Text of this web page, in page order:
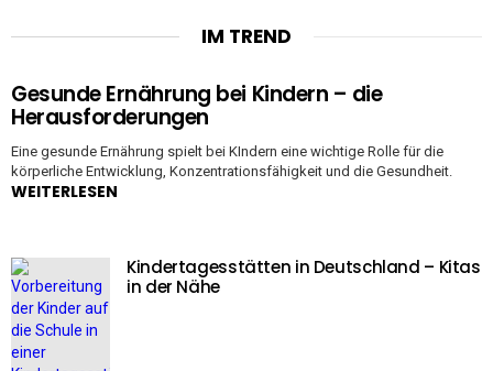
IM TREND
Gesunde Ernährung bei Kindern – die
Herausforderungen
Eine gesunde Ernährung spielt bei KIndern eine wichtige Rolle für die
körperliche Entwicklung, Konzentrationsfähigkeit und die Gesundheit.
WEITERLESEN
Kindertagesstätten in Deutschland – Kitas
in der Nähe